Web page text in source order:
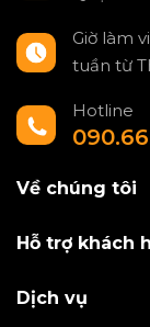
Giờ làm
tuần từ
Hotline
Về chúng tôi
Hỗ trợ khách
Dịch vụ